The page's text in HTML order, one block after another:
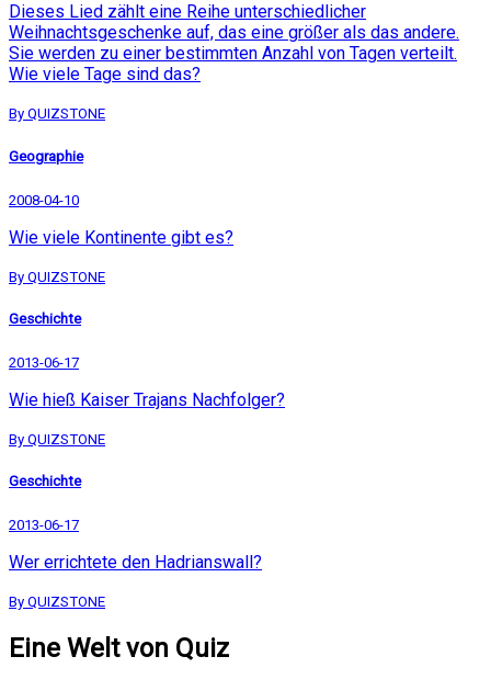
Dieses Lied zählt eine Reihe unterschiedlicher
Weihnachtsgeschenke auf, das eine größer als das andere.
Sie werden zu einer bestimmten Anzahl von Tagen verteilt.
Wie viele Tage sind das?
By QUIZSTONE
Geographie
2008-04-10
Wie viele Kontinente gibt es?
By QUIZSTONE
Geschichte
2013-06-17
Wie hieß Kaiser Trajans Nachfolger?
By QUIZSTONE
Geschichte
2013-06-17
Wer errichtete den Hadrianswall?
By QUIZSTONE
Eine Welt von Quiz